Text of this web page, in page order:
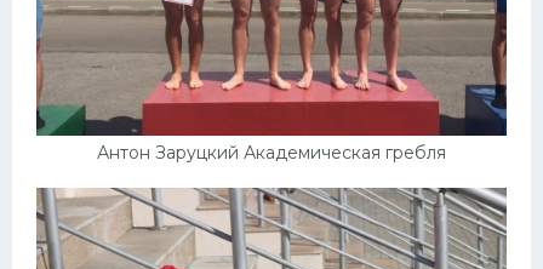
Антон Заруцкий Академическая гребля